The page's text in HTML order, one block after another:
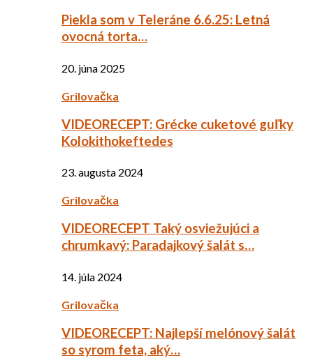
Piekla som v Teleráne 6.6.25: Letná
ovocná torta…
20. júna 2025
Grilovačka
VIDEORECEPT: Grécke cuketové guľky
Kolokithokeftedes
23. augusta 2024
Grilovačka
VIDEORECEPT Taký osviežujúci a
chrumkavý: Paradajkový šalát s…
14. júla 2024
Grilovačka
VIDEORECEPT: Najlepší melónový šalát
so syrom feta, aký…